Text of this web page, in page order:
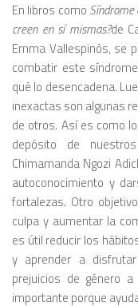
En libros como Síndrome
creen en sí mismas?de
Emma Vallespinós, se
combatir este
qué lo desencadena.
inexactas son algunas
de otros. Así es como
depósito de
Chimamanda Ngozi
autoconocimiento y
fortalezas. Otro
culpa y aumentar la
es útil reducir los
y aprender a
prejuicios de género
importante porque